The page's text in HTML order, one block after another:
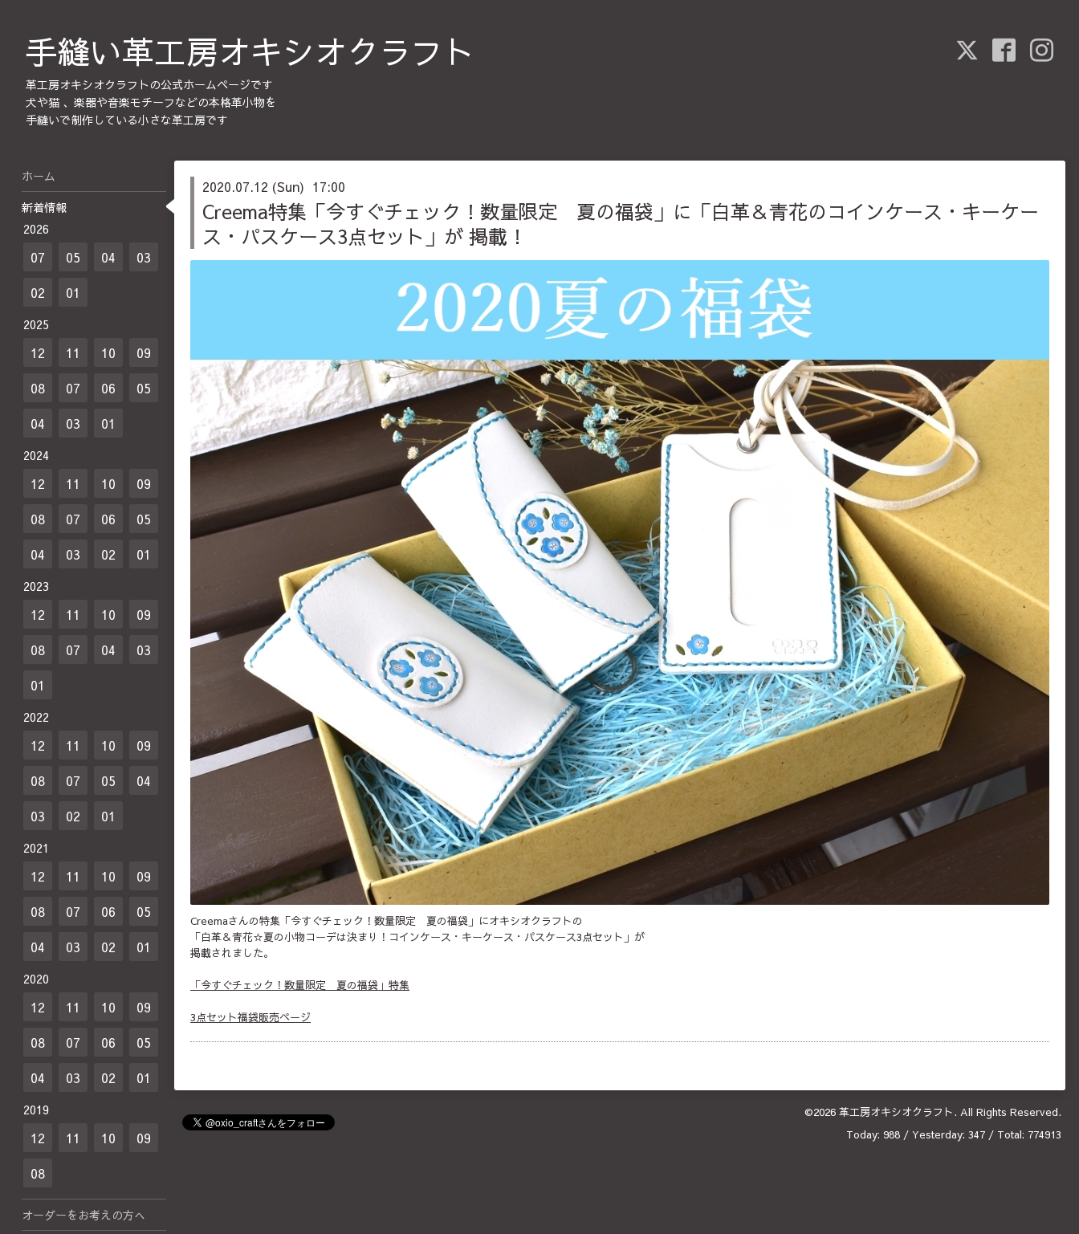
手縫い革工房オキシオクラフト
革工房オキシオクラフトの公式ホームページです
犬や猫 、楽器や音楽モチーフなどの本格革小物を
手縫いで制作している小さな革工房です
2020.07.12 (Sun) 17:00
Creema特集「今すぐチェック！数量限定 夏の福袋」に「白革＆青花のコインケース・キーケー
ス・パスケース3点セット」が 掲載！
Creemaさんの特集「今すぐチェック！数量限定 夏の福袋」にオキシオクラフトの
「白革＆青花☆夏の小物コーデは決まり！コインケース・キーケース・パスケース3点セット」が
掲載されました。
「今すぐチェック！数量限定 夏の福袋」特集
3点セット福袋販売ページ
©2026 革工房オキシオクラフト. All Rights Reserved.
Today: 988 / Yesterday: 347 / Total: 774913
ホーム
新着情報
2026
07 05 04
03
02
01
2025
12 11 10
09
08
07 06
05
04
03 01
2024
12 11 10
09
08
07 06
05
04
03 02 01
2023
12 11 10
09
08
07 04
03
01
2022
12 11 10
09
08
07 05
04
03
02 01
2021
12 11 10
09
08
07 06
05
04
03 02 01
2020
12 11 10
09
08
07 06
05
04
03 02 01
2019
12 11 10
09
08
オーダーをお考えの方へ